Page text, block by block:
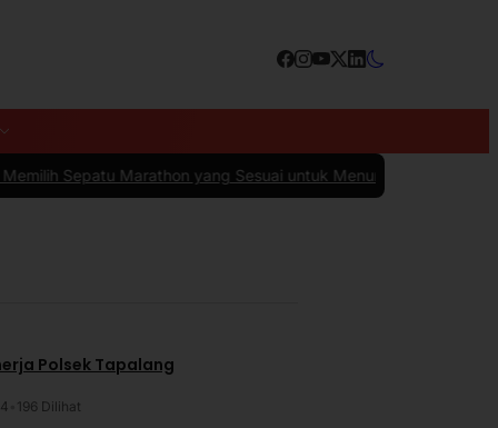
yang Sesuai untuk Menunjang Kenyamanan dan Performa
Polsek Tapalang
196 Dilihat